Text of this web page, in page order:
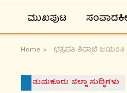
ಮುಖಪುಟ
Home » ಛತ್ರಪತಿ ಶಿವಾಜಿ
ತುಮಕೂರು ಜಿಲ್ಲಾ ಸುದ್ಧಿಗಳು